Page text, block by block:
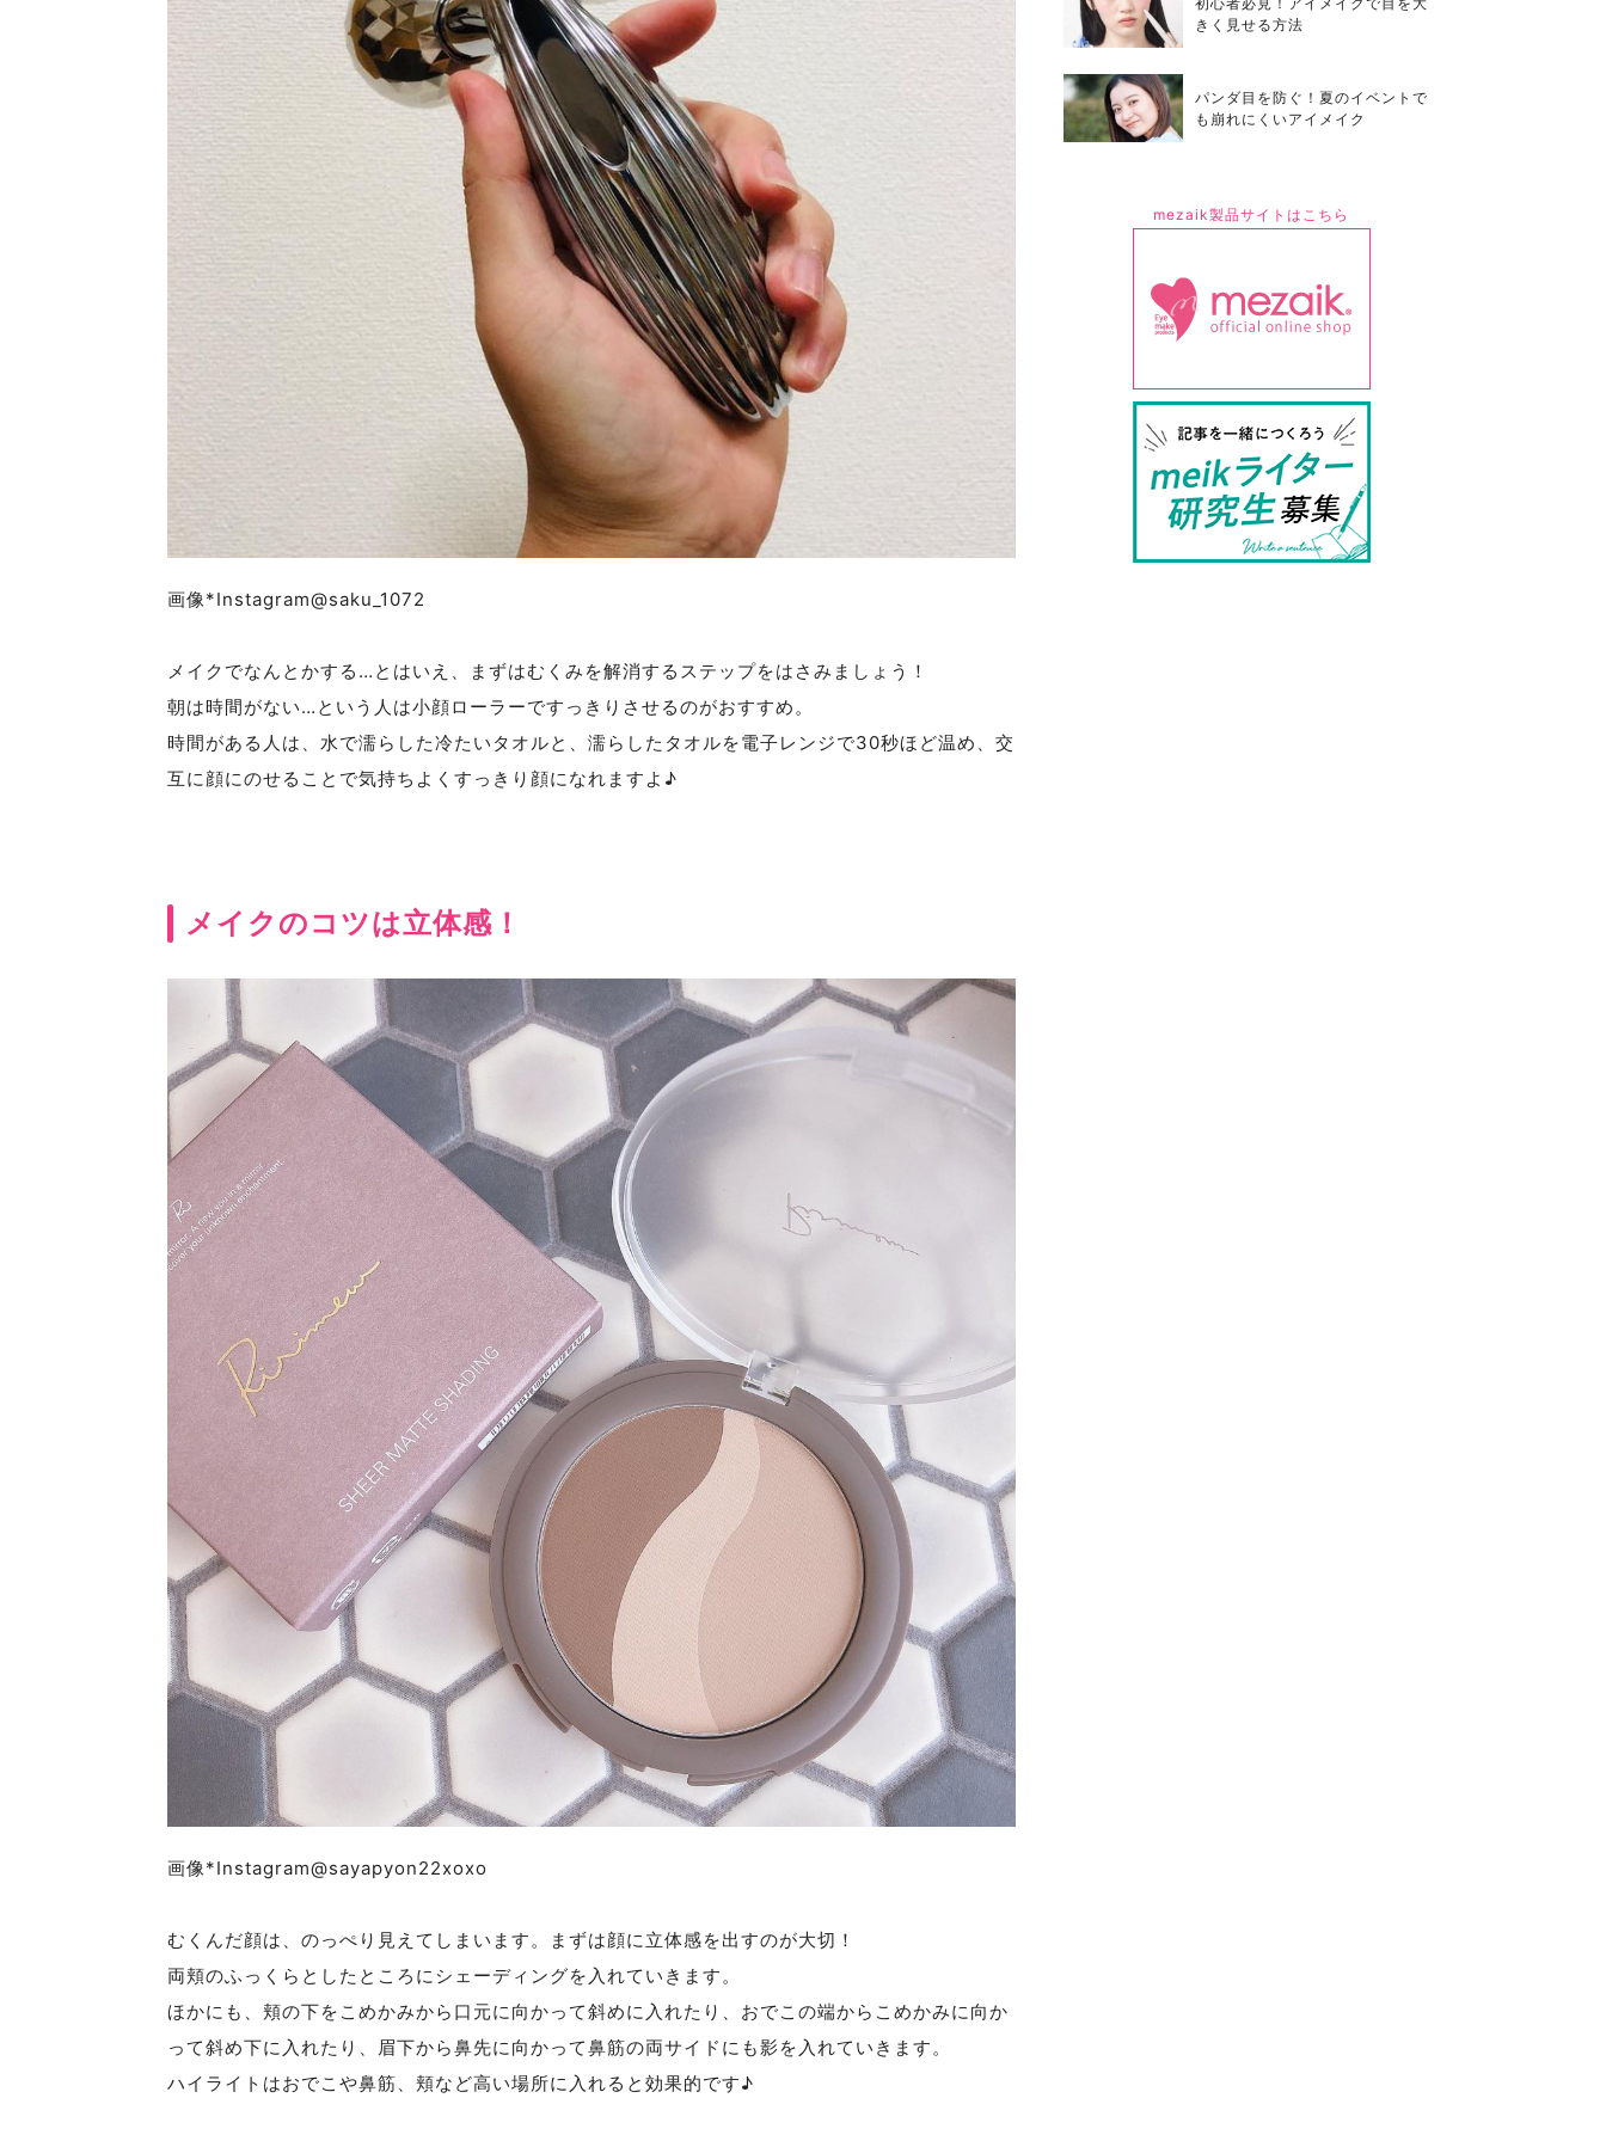
画像*Instagram@saku_1072
メイクでなんとかする…とはいえ、まずはむくみを解消するステップをはさみましょう！
朝は時間がない…という人は小顔ローラーですっきりさせるのがおすすめ。
時間がある人は、水で濡らした冷たいタオルと、濡らしたタオルを電子レンジで30秒ほど温め、交
互に顔にのせることで気持ちよくすっきり顔になれますよ♪
メイクのコツは立体感！
画像*Instagram@sayapyon22xoxo
むくんだ顔は、のっぺり見えてしまいます。まずは顔に立体感を出すのが大切！
両頬のふっくらとしたところにシェーディングを入れていきます。
ほかにも、頬の下をこめかみから口元に向かって斜めに入れたり、おでこの端からこめかみに向か
って斜め下に入れたり、眉下から鼻先に向かって鼻筋の両サイドにも影を入れていきます。
ハイライトはおでこや鼻筋、頬など高い場所に入れると効果的です♪
きく見せる方法
パンダ目を防ぐ！夏のイベントで
も崩れにくいアイメイク
mezaik製品サイトはこちら